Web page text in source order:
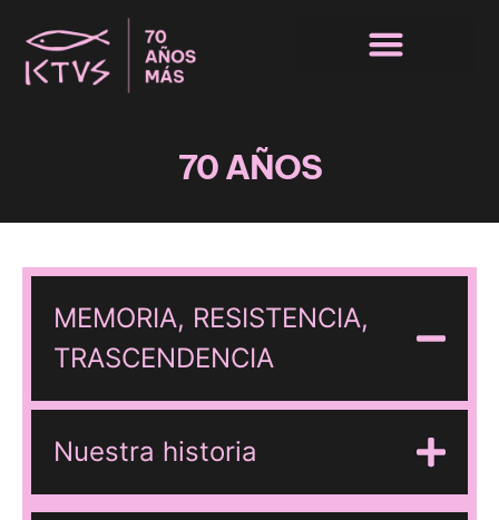
70 AÑOS
MEMORIA, RESISTENCIA,
TRASCENDENCIA
Nuestra historia